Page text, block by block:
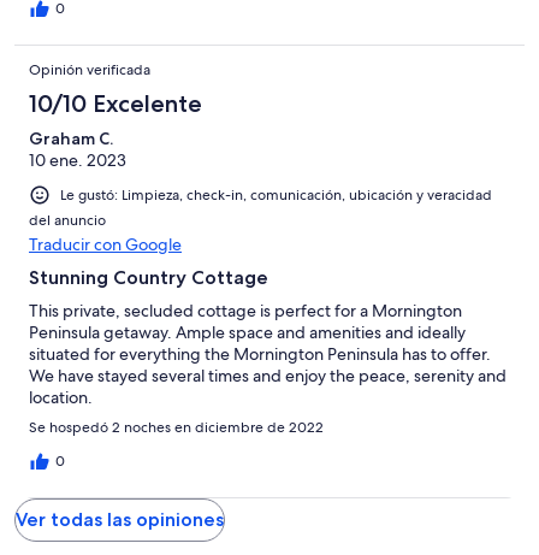
0
Opinión verificada
10/10 Excelente
Graham C.
10 ene. 2023
Le gustó: Limpieza, check-in, comunicación, ubicación y veracidad
del anuncio
Traducir con Google
Stunning Country Cottage
This private, secluded cottage is perfect for a Mornington
Peninsula getaway. Ample space and amenities and ideally
situated for everything the Mornington Peninsula has to offer.
We have stayed several times and enjoy the peace, serenity and
location.
Se hospedó 2 noches en diciembre de 2022
0
Ver todas las opiniones